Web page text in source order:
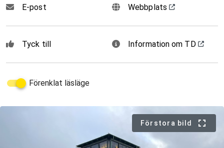
E-post Webbplats
Tyck till Information om TD
Förenklat läsläge
Förstora bild